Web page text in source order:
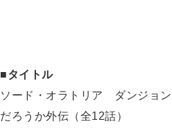
■タイトル
ソード・オラトリア ダンジョ
だろうか外伝（全12話）